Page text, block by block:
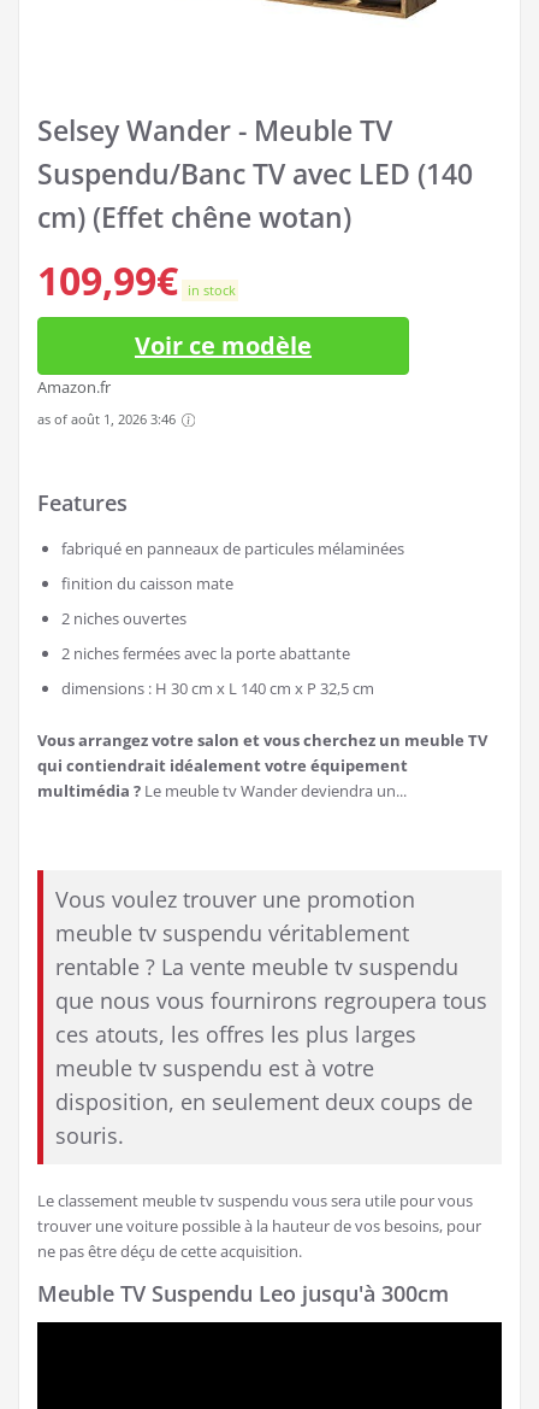
Selsey Wander - Meuble TV
Suspendu/Banc TV avec LED (140
cm) (Effet chêne wotan)
109,99€ in stock
Voir ce modèle
Amazon.fr
as of août 1, 2026 3:46
Features
fabriqué en panneaux de particules mélaminées
finition du caisson mate
2 niches ouvertes
2 niches fermées avec la porte abattante
dimensions : H 30 cm x L 140 cm x P 32,5 cm
Vous arrangez votre salon et vous cherchez un meuble TV
qui contiendrait idéalement votre équipement
multimédia ? Le meuble tv Wander deviendra un...
Vous voulez trouver une promotion
meuble tv suspendu véritablement
rentable ? La vente meuble tv suspendu
que nous vous fournirons regroupera tous
ces atouts, les offres les plus larges
meuble tv suspendu est à votre
disposition, en seulement deux coups de
souris.
Le classement meuble tv suspendu vous sera utile pour vous
trouver une voiture possible à la hauteur de vos besoins, pour
ne pas être déçu de cette acquisition.
Meuble TV Suspendu Leo jusqu'à 300cm